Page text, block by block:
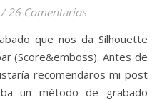
/ 26 Comentarios
(Score&emboss). Antes de
recomendaros mi post
un método de grabado